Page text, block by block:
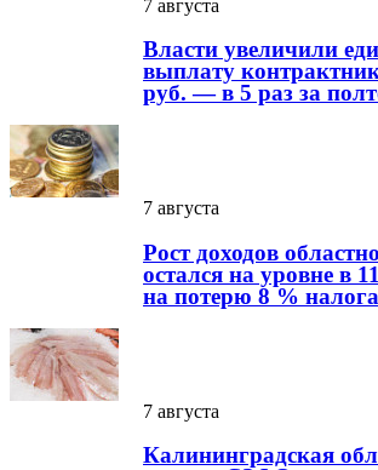
7 августа
Власти увеличили
выплату
руб. — в 5 раз за
7 августа
Рост доходов
остался на уровне в
на потерю 8 %
7 августа
Калининградская